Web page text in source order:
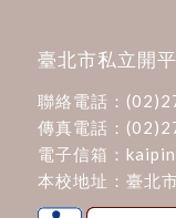
臺北市私立開
聯絡電話：
傳真電話：
電子信箱：
本校地址： 臺北